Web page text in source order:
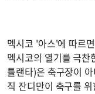
멕시코 '아스'에 따르
멕시코의 열기를 극
틀랜타)은 축구장이
직 잔디만이 축구를